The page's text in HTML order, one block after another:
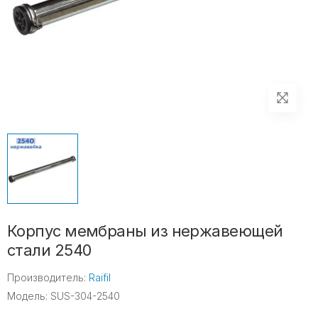
Корпус мембраны из нержавеющей
стали 2540
Производитель: Raifil
Модель: SUS-304-2540